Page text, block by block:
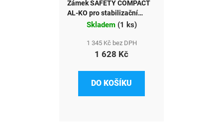
Zámek SAFETY COMPACT
AL-KO pro stabilizační
kloub AKS2004 AKS3004
Skladem (1 ks)
1 345 Kč bez DPH
1 628 Kč
DO KOŠÍKU